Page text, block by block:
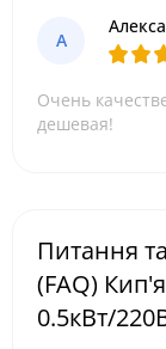
А
Очень
дешевая!
Питання та
(FAQ)
0.5кВт/